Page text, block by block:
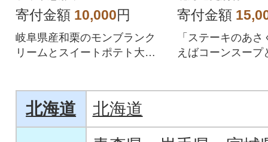
寄付金額 10,000円
岐阜県産和栗のモンブランク
リームとスイートポテト大福
寄付金額
「ステーキのあ
えばコーンスープ
北海道
北海道